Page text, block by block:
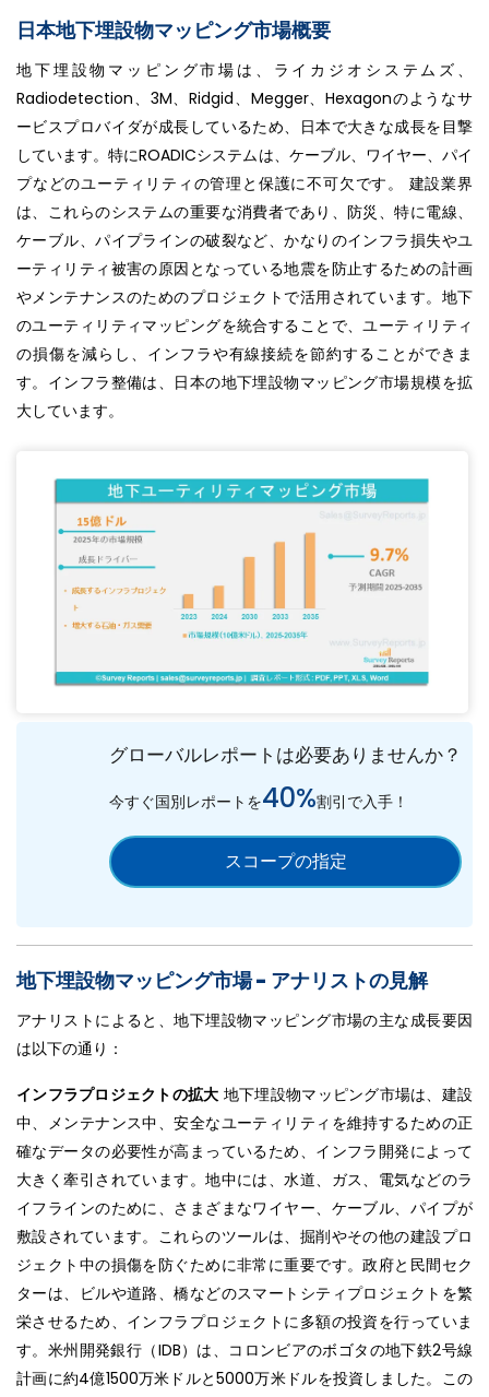
日本地下埋設物マッピング市場概要
地下埋設物マッピング市場は、ライカジオシステムズ、
Radiodetection、3M、Ridgid、Megger、Hexagonのようなサ
ービスプロバイダが成長しているため、日本で大きな成長を目撃
しています。特にROADICシステムは、ケーブル、ワイヤー、パイ
プなどのユーティリティの管理と保護に不可欠です。 建設業界
は、これらのシステムの重要な消費者であり、防災、特に電線、
ケーブル、パイプラインの破裂など、かなりのインフラ損失やユ
ーティリティ被害の原因となっている地震を防止するための計画
やメンテナンスのためのプロジェクトで活用されています。地下
のユーティリティマッピングを統合することで、ユーティリティ
の損傷を減らし、インフラや有線接続を節約することができま
す。インフラ整備は、日本の地下埋設物マッピング市場規模を拡
大しています。
グローバルレポートは必要ありませんか？
今すぐ国別レポートを40%割引で入手！
スコープの指定
地下埋設物マッピング市場 - アナリストの見解
アナリストによると、地下埋設物マッピング市場の主な成長要因
は以下の通り：
インフラプロジェクトの拡大 地下埋設物マッピング市場は、建設
中、メンテナンス中、安全なユーティリティを維持するための正
確なデータの必要性が高まっているため、インフラ開発によって
大きく牽引されています。地中には、水道、ガス、電気などのラ
イフラインのために、さまざまなワイヤー、ケーブル、パイプが
敷設されています。これらのツールは、掘削やその他の建設プロ
ジェクト中の損傷を防ぐために非常に重要です。政府と民間セク
ターは、ビルや道路、橋などのスマートシティプロジェクトを繁
栄させるため、インフラプロジェクトに多額の投資を行っていま
す。米州開発銀行（IDB）は、コロンビアのボゴタの地下鉄2号線
計画に約4億1500万米ドルと5000万米ドルを投資しました。この